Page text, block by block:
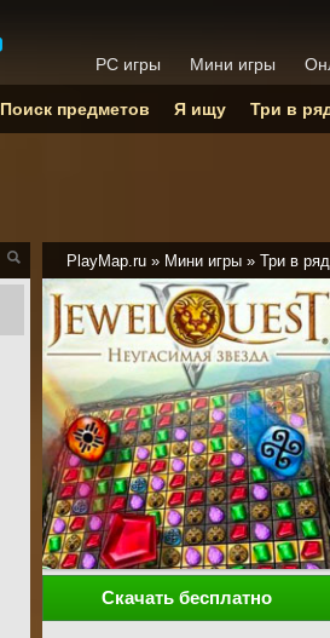
PlayMap.ru » Мини игры » Три в ряд
Скачать бесплатно
PC игры Мини игры
Поиск предметов Я ищу Три в